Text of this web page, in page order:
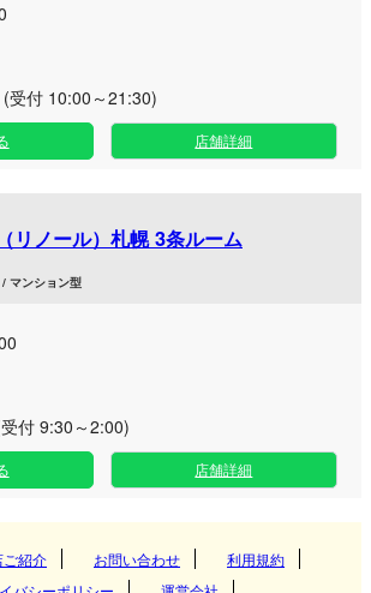
受付 10:00～21:30)
店舗詳細
リノール）札幌 3条ルーム
マンション型
付 9:30～2:00)
店舗詳細
ご紹介 お問い合わせ
利用規約